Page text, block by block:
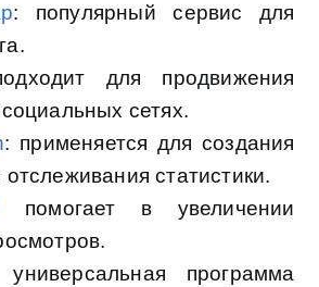
: популярный сервис для
для продвижения
сетях.
: применяется для создания
статистики.
помогает в увеличении
программа